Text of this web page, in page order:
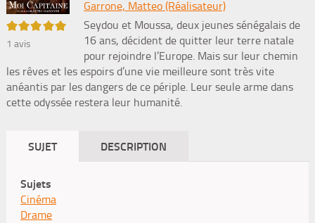
5/5
1 avis
Garrone, Matteo (Réalisateur)
Seydou et Moussa, deux jeunes sénégalais de
16 ans, décident de quitter leur terre natale
pour rejoindre l’Europe. Mais sur leur chemin
les rêves et les espoirs d’une vie meilleure sont très vite
anéantis par les dangers de ce périple. Leur seule arme dans
cette odyssée restera leur humanité.
SUJET DESCRIPTION
Sujets
Cinéma
Drame